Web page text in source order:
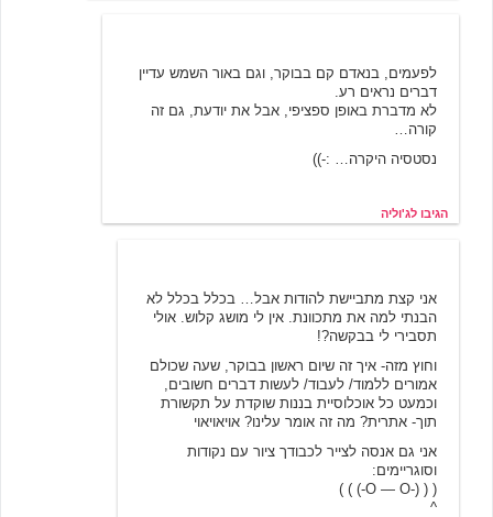
לפעמים, בנאדם קם בבוקר, וגם באור השמש עדיין
דברים נראים רע.
לא מדברת באופן ספציפי, אבל את יודעת, גם זה
קורה…
נסטסיה היקרה… :-))
הגיבו לג'וליה
אני קצת מתביישת להודות אבל… בכלל בכלל לא
הבנתי למה את מתכוונת. אין לי מושג קלוש. אולי
תסבירי לי בבקשה?!
וחוץ מזה- איך זה שיום ראשון בבוקר, שעה שכולם
אמורים ללמוד/ לעבוד/ לעשות דברים חשובים,
וכמעט כל אוכלוסיית בננות שוקדת על תקשורת
תוך- אתרית? מה זה אומר עלינו? אויאויאוי
אני גם אנסה לצייר לכבודך ציור עם נקודות
וסוגריימים:
( ( (-O — O-) ) )
^